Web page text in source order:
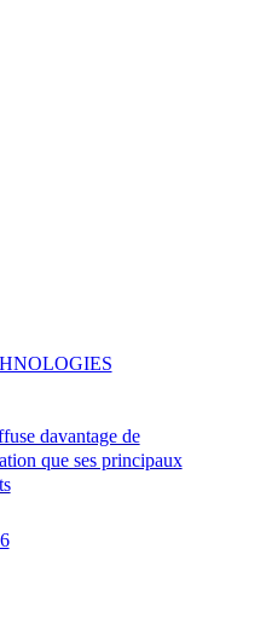
davantage de
que ses principaux